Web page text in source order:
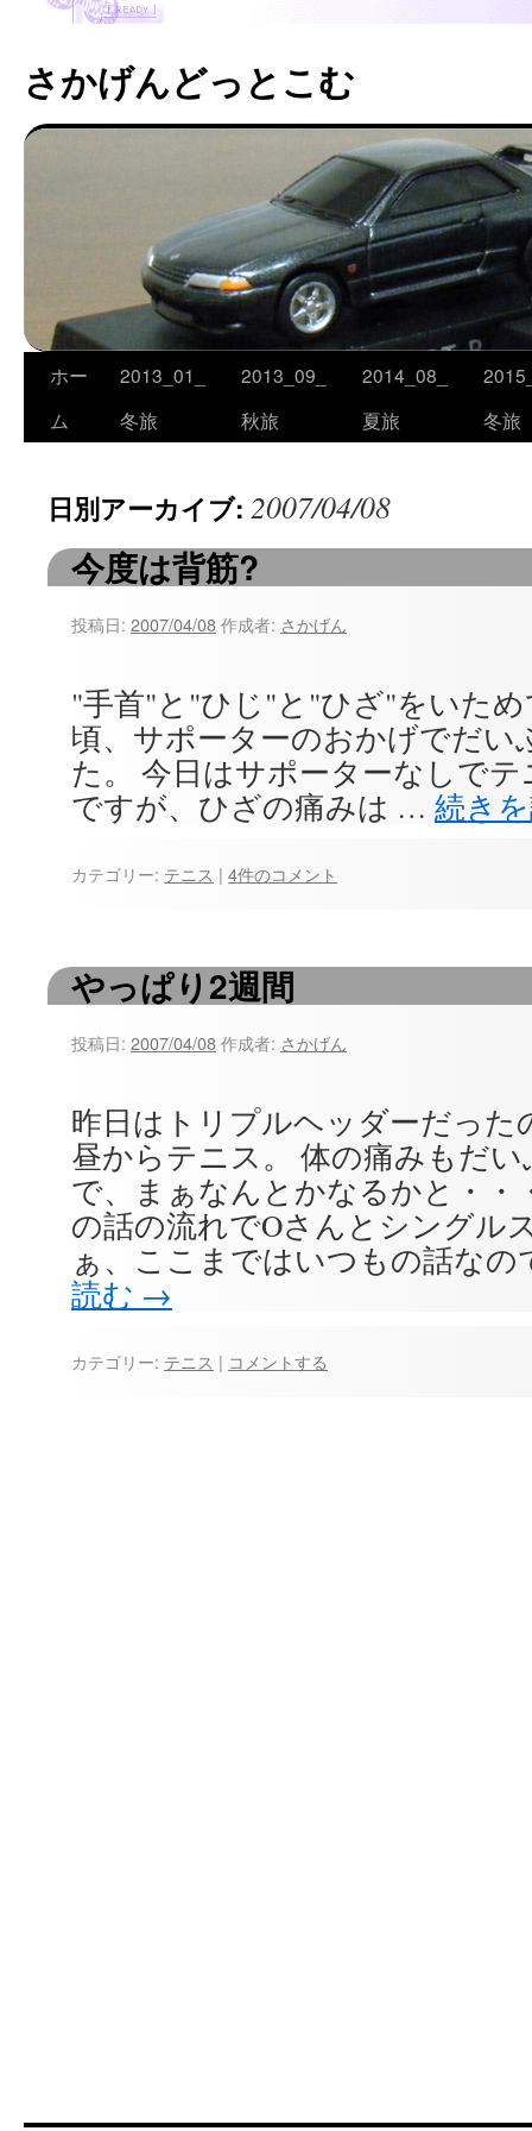
さかげんどっとこむ
コ
ツ
ホー
ム
2013_01_
冬旅
2013_09_
秋旅
2014_08_
夏旅
冬旅
日別アーカイブ: 2007/04/08
今度は背筋?
投稿日: 2007/04/08作成者: さかげん
"手首"と"ひじ"と"ひざ"をいた
頃、サポーターのおかげでだい
た。 今日はサポーターなしで
ですが、ひざの痛みは … 続き
カテゴリー: テニス | 4件のコメント
やっぱり2週間
投稿日: 2007/04/08作成者: さかげん
昨日はトリプルヘッダーだった
昼からテニス。 体の痛みもだ
で、まぁなんとかなるかと・・
の話の流れでOさんとシングル
ぁ、ここまではいつもの話な
読む →
カテゴリー: テニス | コメントする